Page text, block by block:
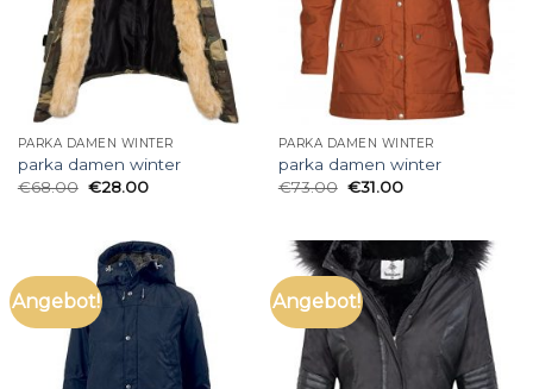
PARKA DAMEN WINTER
parka damen winter
€68.00 €28.00
PARKA DAMEN WINTER
parka damen winter
€73.00 €31.00
Angebot! Angebot!